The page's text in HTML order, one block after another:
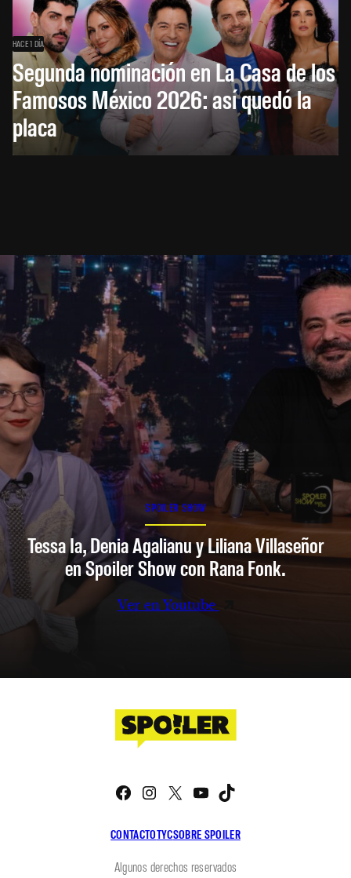
HACE 1 DÍA
Segunda nominación en La Casa de los
Famosos México 2026: así quedó la
placa
SPOILER SHOW
Tessa Ia, Denia Agalianu y Liliana Villaseñor
en Spoiler Show con Rana Fonk.
Ver en Youtube
CONTACTOTYCSOBRE SPOILER
Facebook
Instagram
X YouTube
Algunos derechos reservados